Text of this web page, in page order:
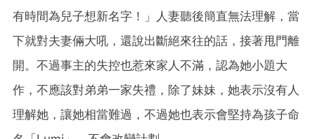
有時間為兒子想新名字！」人妻聽後簡直無法理解，當
下就對夫妻倆大吼，還說出斷絕來往的話，接著甩門離
開。不過事主的失控也惹來家人不滿，認為她小題大
作，不應該對弟弟一家失禮，除了妹妹，她表示沒有人
理解她，讓她相當難過，不過她也表示會堅持為孩子命